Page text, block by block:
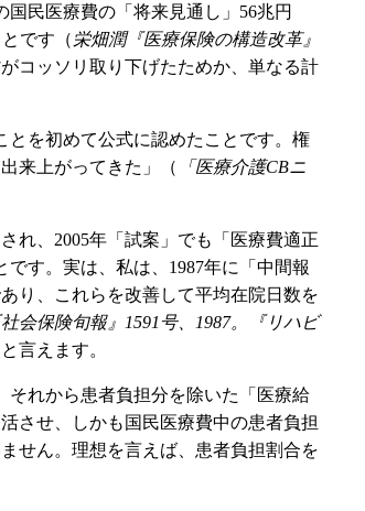
民医療費の「将来見通し」56兆円
です（ 栄畑潤『医療保険の構造改革』
コッソリ取り下げたためか、単なる計
とを初めて公式に認めたことです。権
来上がってきた」（
「医療介護CBニ
れ、2005年「試案」でも「医療費適正
す。実は、私は、1987年に「中間報
り、これらを改善して平均在院日数を
会保険旬報』1591号、1987。『リハビ
言えます。
それから患者負担分を除いた「医療給
させ、しかも国民医療費中の患者負担
せん。理想を言えば、患者負担割合を